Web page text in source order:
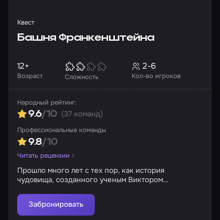
основал и провел его впервые. С какими страхами
получится ли их побороть?
Квест
Башня Франкенштейна
Возраст
12+
Сложность Кол-во игроков
2-6
Народный рейтинг:
9.6/10 (37 команд)
Профессиональные команды
9.8/10
Читать рецензии
Прошло много лет с тех пор, как история
чудовища, созданного ученым Виктором
ученого пустовала. Люди стали забывать
холодящие спину от ужаса истории. Но говорят,
что чудовище вернулось и затеяло страшную
Забронировать